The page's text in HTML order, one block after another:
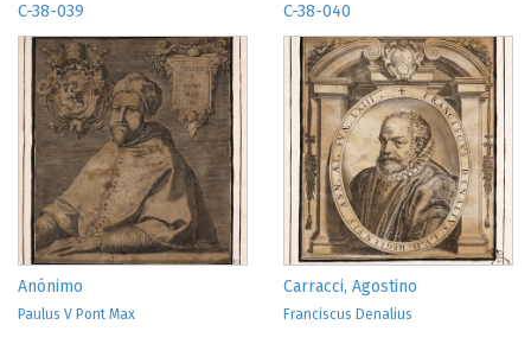
C-38-039
Anónimo
Paulus V Pont Max
C-38-040
Carracci, Agostino
Franciscus Denalius